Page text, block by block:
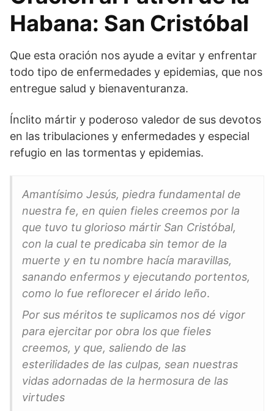
Habana: San Cristóbal
Que esta oración nos ayude a evitar y enfrentar
todo tipo de enfermedades y epidemias, que nos
entregue salud y bienaventuranza.
Ínclito mártir y poderoso valedor de sus devotos
en las tribulaciones y enfermedades y especial
refugio en las tormentas y epidemias.
Amantísimo Jesús, piedra fundamental de
nuestra fe, en quien fieles creemos por la
que tuvo tu glorioso mártir San Cristóbal,
con la cual te predicaba sin temor de la
muerte y en tu nombre hacía maravillas,
sanando enfermos y ejecutando portentos,
como lo fue reflorecer el árido leño.
Por sus méritos te suplicamos nos dé vigor
para ejercitar por obra los que fieles
creemos, y que, saliendo de las
esterilidades de las culpas, sean nuestras
vidas adornadas de la hermosura de las
virtudes